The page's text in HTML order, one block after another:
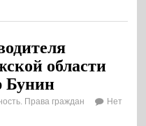
области
Бунин
Права граждан
Нет